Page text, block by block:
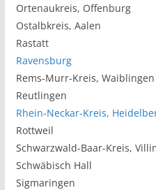
Ortenaukreis, Offenburg
Ostalbkreis, Aalen
Rastatt
Ravensburg
Rems-Murr-Kreis, Waiblingen
Reutlingen
Rhein-Neckar-Kreis,
Rottweil
Schwarzwald-Baar-Kreis,
Schwäbisch Hall
Sigmaringen